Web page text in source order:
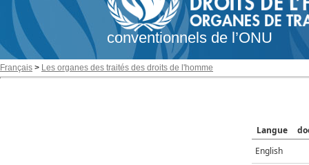
conventionnels de l’ONU
Français > Les organes des traités des droits de l'homme
Langue
English